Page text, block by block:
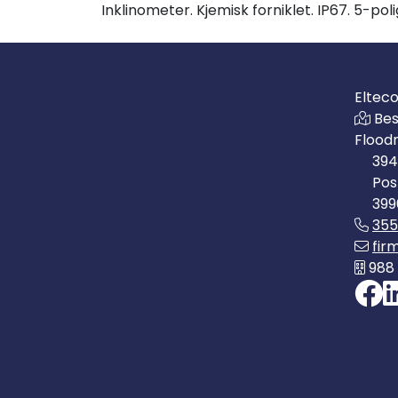
Inklinometer. Kjemisk forniklet. IP67. 5-
988